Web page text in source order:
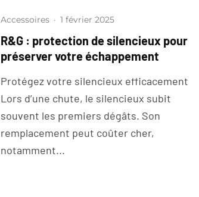
Accessoires · 1 février 2025
R&G : protection de silencieux pour
préserver votre échappement
Protégez votre silencieux efficacement
Lors d’une chute, le silencieux subit
souvent les premiers dégâts. Son
remplacement peut coûter cher,
notamment...